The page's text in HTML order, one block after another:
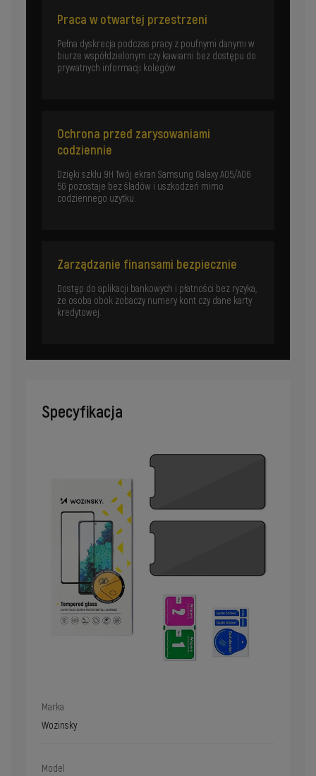
Praca w otwartej przestrzeni
Pełna dyskrecja podczas pracy z poufnymi danymi w
biurze współdzielonym czy kawiarni bez dostępu do
prywatnych informacji kolegów.
Ochrona przed zarysowaniami
codziennie
Dzięki szkłu 9H Twój ekran Samsung Galaxy A05/A06
5G pozostaje bez śladów i uszkodzeń mimo
codziennego użytku.
Zarządzanie finansami bezpiecznie
Dostęp do aplikacji bankowych i płatności bez ryzyka,
że osoba obok zobaczy numery kont czy dane karty
kredytowej.
Specyfikacja
Marka
Wozinsky
Model